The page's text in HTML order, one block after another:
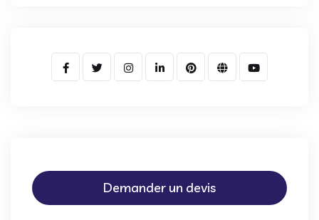
Demander un devis